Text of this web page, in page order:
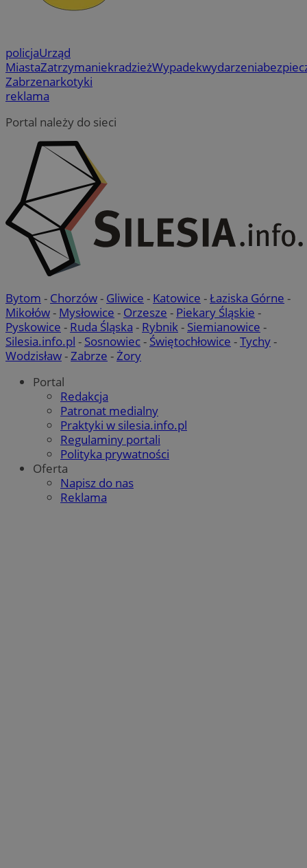
policjaUrząd
MiastaZatrzymaniekradzieżWypadekwydarzenia
Zabrzenarkotyki
reklama
Portal należy do sieci
Bytom - Chorzów- Gliwice - Katowice -Łaziska Górne -
Mikołów- Mysłowice - Orzesze - Piekary Śląskie -
Pyskowice - Ruda Śląska - Rybnik- Siemianowice -
Silesia.info.pl - Sosnowiec- Świętochłowice -Tychy-
Wodzisław-Zabrze -Żory
Portal
Redakcja
Patronat medialny
Praktyki w silesia.info.pl
Regulaminy portali
Polityka prywatności
Oferta
Napisz do nas
Reklama